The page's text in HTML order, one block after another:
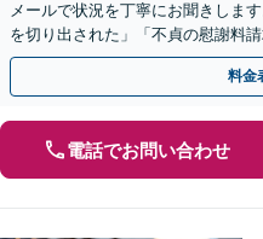
メールで状況を丁寧にお聞きしま
を切り出された」「不貞の慰謝料
【リーズナブルな料金設定】
料金
電話でお問い合わせ